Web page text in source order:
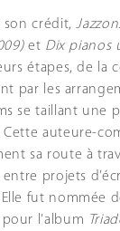
son crédit,
et Dix pianos
étapes, de la
par les
se taillant une
Cette auteure-
sa route à
projets
fut nommée
pour l’album